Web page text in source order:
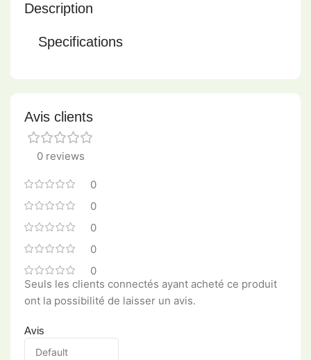
Description
Specifications
Avis clients
0 reviews
0
0
0
0
0
Avis
Seuls les clients connectés ayant acheté ce produit
ont la possibilité de laisser un avis.